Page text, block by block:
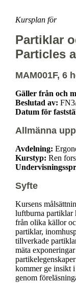
Kursplan för
Partiklar
Particles
MAM001F, 6
Gäller från och
Beslutad av:
Datum för
Allmänna
Avdelning:
Kurstyp: Ren
Syfte
Kursens
luftburna partiklar
från olika källor
partiklar,
tillverkade
mäta
kommer ge insikt
genom